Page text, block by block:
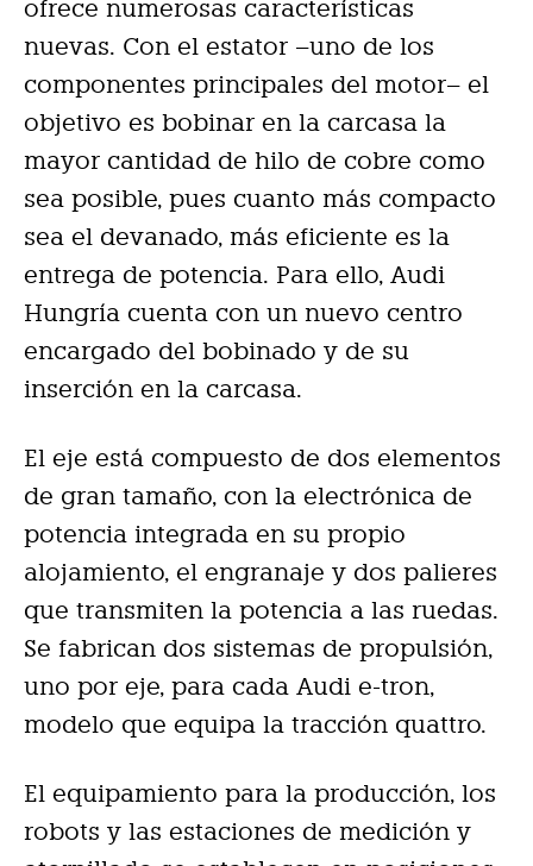
ofrece numerosas características
nuevas. Con el estator –uno de los
componentes principales del motor– el
objetivo es bobinar en la carcasa la
mayor cantidad de hilo de cobre como
sea posible, pues cuanto más compacto
sea el devanado, más eficiente es la
entrega de potencia. Para ello, Audi
Hungría cuenta con un nuevo centro
encargado del bobinado y de su
inserción en la carcasa.
El eje está compuesto de dos elementos
de gran tamaño, con la electrónica de
potencia integrada en su propio
alojamiento, el engranaje y dos palieres
que transmiten la potencia a las ruedas.
Se fabrican dos sistemas de propulsión,
uno por eje, para cada Audi e-tron,
modelo que equipa la tracción quattro.
El equipamiento para la producción, los
robots y las estaciones de medición y